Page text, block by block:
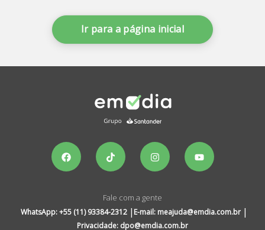
Ir para a página inicial
Fale com a gente
WhatsApp: +55 (11) 93384-2312 | E-mail: meajuda@emdia.com.br |
Privacidade: dpo@emdia.com.br